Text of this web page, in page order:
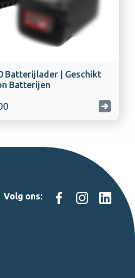
Batterijlader | Geschikt
Batterijen
Volg ons: